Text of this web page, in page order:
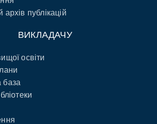
публікацій
ВИКЛАДАЧУ
освіти
база